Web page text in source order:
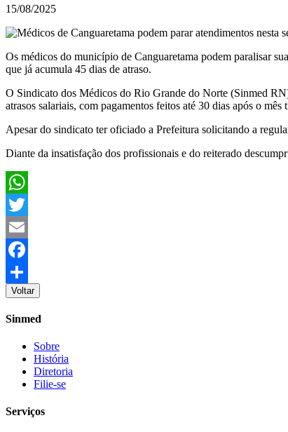
15/08/2025
Os médicos do município de Canguaretama podem paralisar
que já acumula 45 dias de atraso.
O Sindicato dos Médicos do Rio Grande do Norte (Sinmed
atrasos salariais, com pagamentos feitos até 30 dias após o
Apesar do sindicato ter oficiado a Prefeitura solicitando a
Diante da insatisfação dos profissionais e do reiterado
WhatsApp
Twitter
Email
Facebook
Share
Voltar
Sinmed
Sobre
História
Diretoria
Filie-se
Serviços